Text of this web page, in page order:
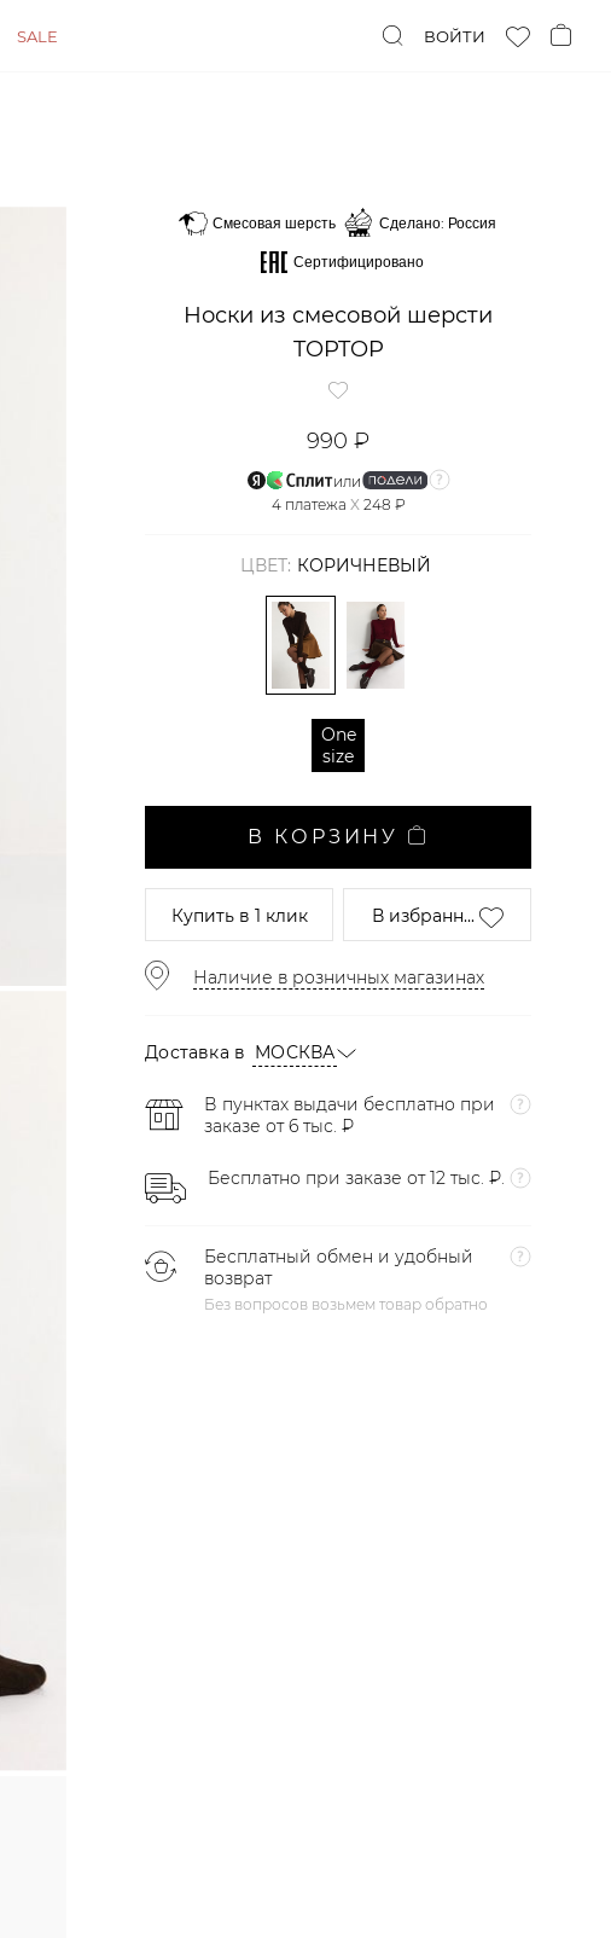
SALE ВОЙТИ
Смесовая шерсть
Сделано: Россия
Сертифицировано
Носки из смесовой шерсти
TOPTOP
990 ₽
или
4 платежа X 248 ₽
ЦВЕТ: КОРИЧНЕВЫЙ
One
size
В КОРЗИНУ
Купитьв 1 клик В избранн...
Наличие в розничных магазинах
Доставка в МОСКВА
В пунктах выдачи бесплатно при
заказе от 6 тыс. ₽
Бесплатно при заказе от 12 тыс. ₽.
Бесплатный обмен и удобный
возврат
Без вопросов возьмем товар обратно